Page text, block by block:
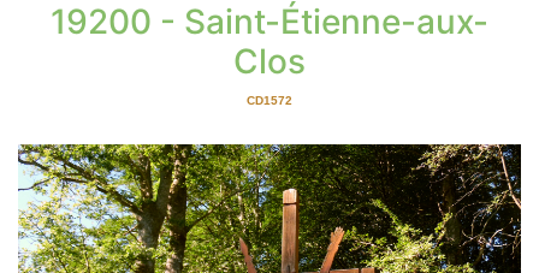
19200 - Saint-Étienne-aux-
Clos
CD1572